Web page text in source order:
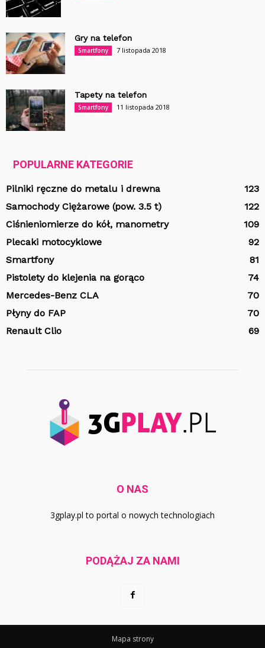
Gry na telefon
Smartfony 7 listopada 2018
Tapety na telefon
Smartfony 11 listopada 2018
POPULARNE KATEGORIE
Pilniki ręczne do metalu i drewna
123
Samochody Ciężarowe (pow. 3.5 t)
122
Ciśnieniomierze do kół, manometry
109
Plecaki motocyklowe
92
Smartfony
81
Pistolety do klejenia na gorąco
74
Mercedes-Benz CLA
70
Płyny do FAP
70
Renault Clio
69
O NAS
3gplay.pl to portal o nowych technologiach
PODĄŻAJ ZA NAMI
Mapa strony